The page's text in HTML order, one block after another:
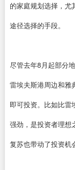
的家庭规划选择，尤
途径选择的手段。
尽管去年8月起部分
雷埃夫斯港周边和雅
即可投资。比如比雷
强劲，是投资者理想
复苏也带动了投资机